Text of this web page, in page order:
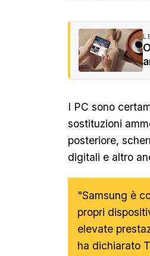
I PC sono
sostituzioni
posteriore,
digitali e altro
"Samsung è
propri
elevate
ha dichiarato